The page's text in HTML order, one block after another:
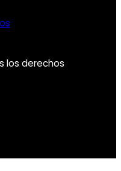
los derechos